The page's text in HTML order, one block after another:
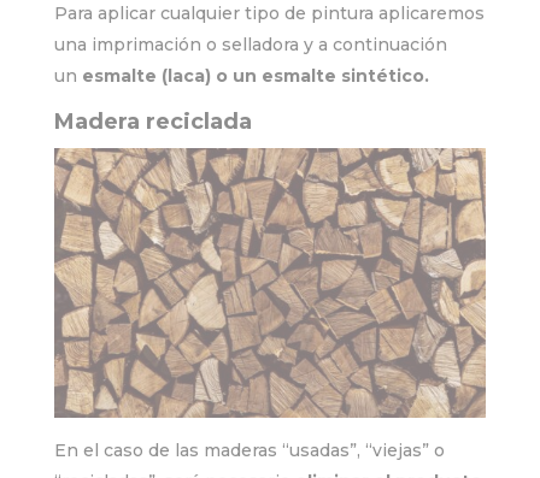
Para aplicar cualquier tipo de pintura aplicaremos
una imprimación o selladora y a continuación
un esmalte (laca) o un esmalte sintético.
Madera reciclada
En el caso de las maderas “usadas”, “viejas” o